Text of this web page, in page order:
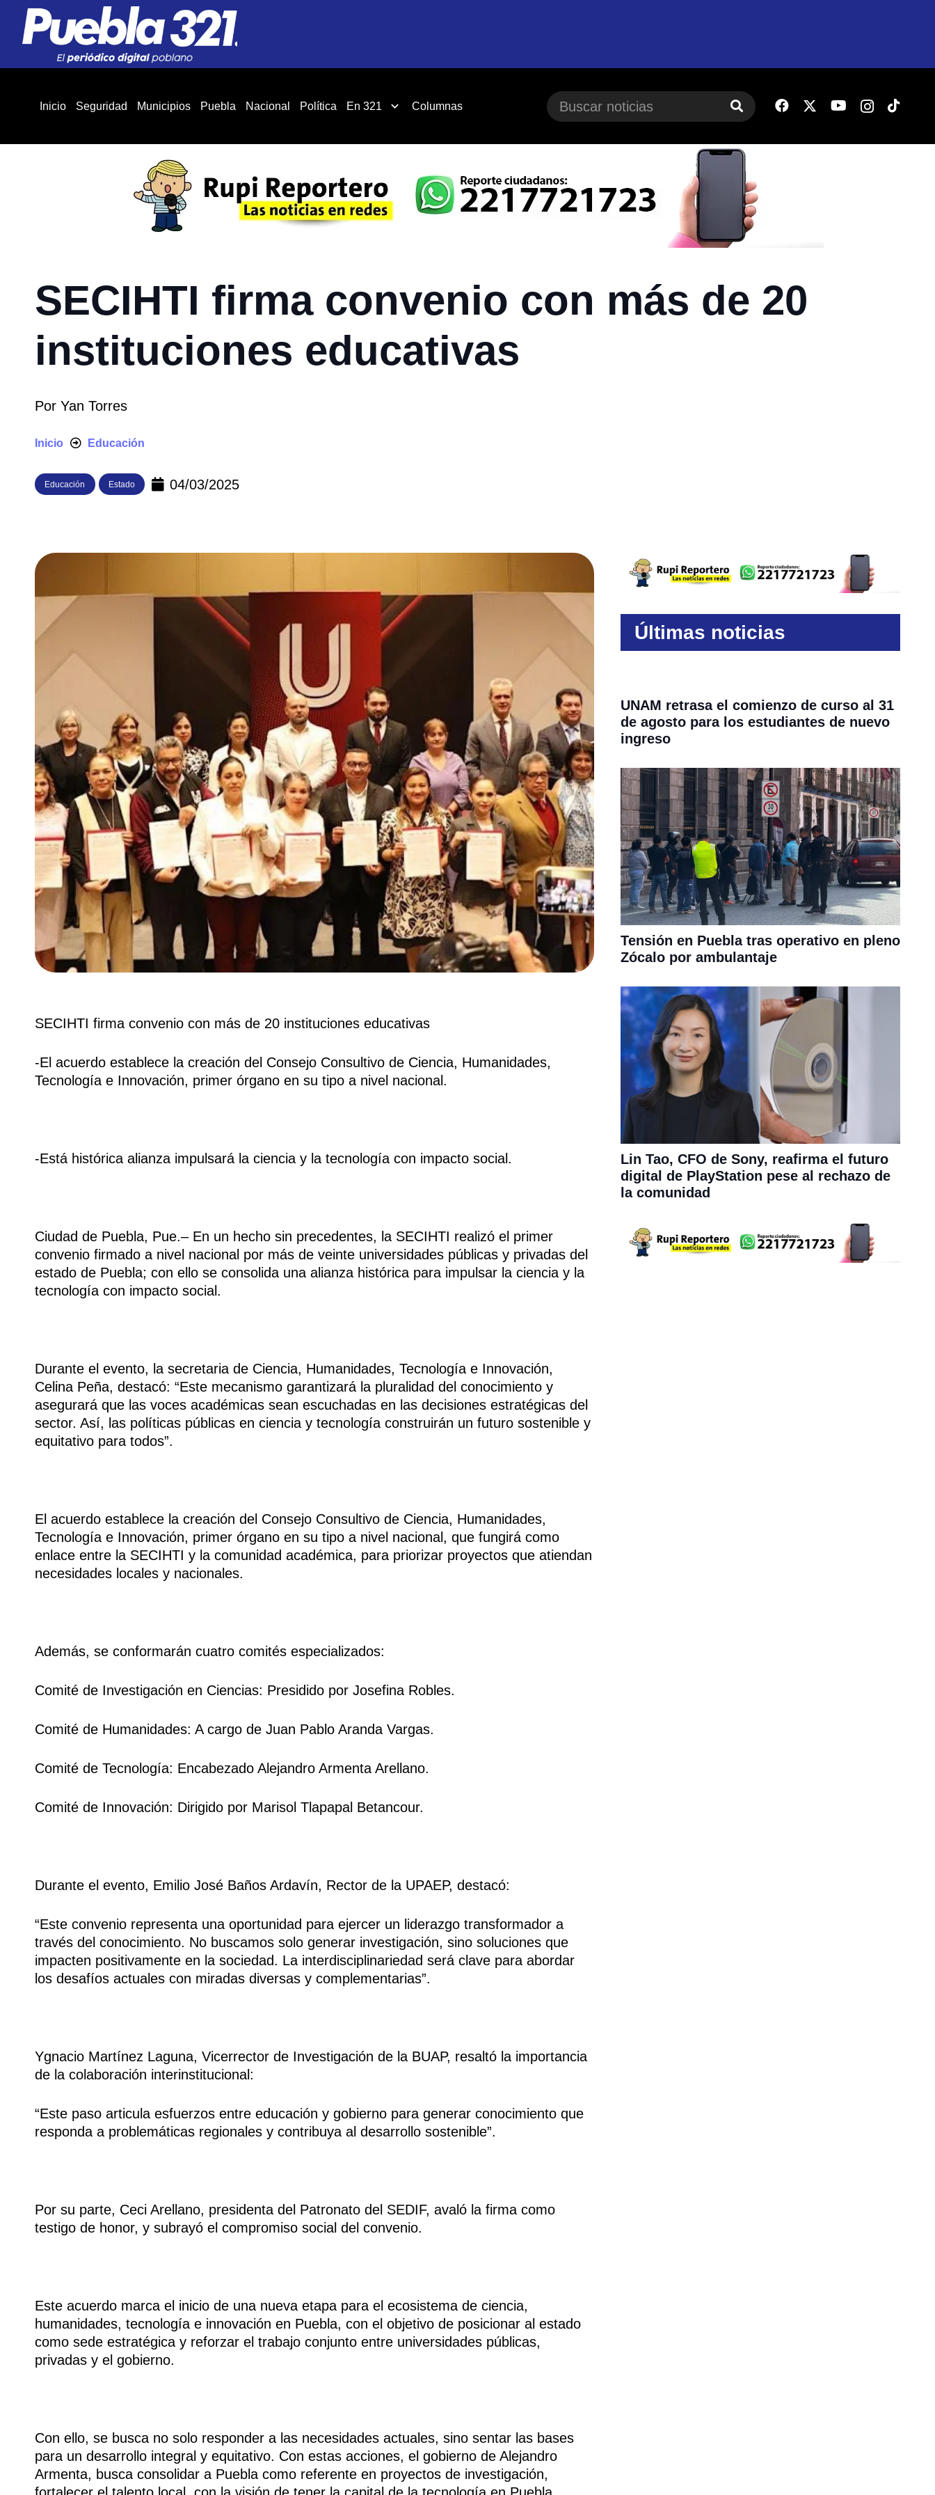
Inicio Seguridad Municipios Puebla Nacional Política En 321 Columnas
SECIHTI firma convenio con más de 20
instituciones educativas
Por Yan Torres
Inicio Educación
Educación Estado 04/03/2025
SECIHTI firma convenio con más de 20 instituciones educativas
-El acuerdo establece la creación del Consejo Consultivo de Ciencia, Humanidades,
Tecnología e Innovación, primer órgano en su tipo a nivel nacional.
-Está histórica alianza impulsará la ciencia y la tecnología con impacto social.
Ciudad de Puebla, Pue.– En un hecho sin precedentes, la SECIHTI realizó el primer
convenio firmado a nivel nacional por más de veinte universidades públicas y privadas del
estado de Puebla; con ello se consolida una alianza histórica para impulsar la ciencia y la
tecnología con impacto social.
Durante el evento, la secretaria de Ciencia, Humanidades, Tecnología e Innovación,
Celina Peña, destacó: “Este mecanismo garantizará la pluralidad del conocimiento y
asegurará que las voces académicas sean escuchadas en las decisiones estratégicas del
sector. Así, las políticas públicas en ciencia y tecnología construirán un futuro sostenible y
equitativo para todos”.
El acuerdo establece la creación del Consejo Consultivo de Ciencia, Humanidades,
Tecnología e Innovación, primer órgano en su tipo a nivel nacional, que fungirá como
enlace entre la SECIHTI y la comunidad académica, para priorizar proyectos que atiendan
necesidades locales y nacionales.
Además, se conformarán cuatro comités especializados:
Comité de Investigación en Ciencias: Presidido por Josefina Robles.
Comité de Humanidades: A cargo de Juan Pablo Aranda Vargas.
Comité de Tecnología: Encabezado Alejandro Armenta Arellano.
Comité de Innovación: Dirigido por Marisol Tlapapal Betancour.
Durante el evento, Emilio José Baños Ardavín, Rector de la UPAEP, destacó:
“Este convenio representa una oportunidad para ejercer un liderazgo transformador a
través del conocimiento. No buscamos solo generar investigación, sino soluciones que
impacten positivamente en la sociedad. La interdisciplinariedad será clave para abordar
los desafíos actuales con miradas diversas y complementarias”.
Ygnacio Martínez Laguna, Vicerrector de Investigación de la BUAP, resaltó la importancia
de la colaboración interinstitucional:
“Este paso articula esfuerzos entre educación y gobierno para generar conocimiento que
responda a problemáticas regionales y contribuya al desarrollo sostenible”.
Por su parte, Ceci Arellano, presidenta del Patronato del SEDIF, avaló la firma como
testigo de honor, y subrayó el compromiso social del convenio.
Este acuerdo marca el inicio de una nueva etapa para el ecosistema de ciencia,
humanidades, tecnología e innovación en Puebla, con el objetivo de posicionar al estado
como sede estratégica y reforzar el trabajo conjunto entre universidades públicas,
privadas y el gobierno.
Con ello, se busca no solo responder a las necesidades actuales, sino sentar las bases
para un desarrollo integral y equitativo. Con estas acciones, el gobierno de Alejandro
Armenta, busca consolidar a Puebla como referente en proyectos de investigación,
fortalecer el talento local, con la visión de tener la capital de la tecnología en Puebla.
Últimas noticias
UNAM retrasa el comienzo de curso al 31
de agosto para los estudiantes de nuevo
ingreso
Tensión en Puebla tras operativo en pleno
Zócalo por ambulantaje
Lin Tao, CFO de Sony, reafirma el futuro
digital de PlayStation pese al rechazo de
la comunidad